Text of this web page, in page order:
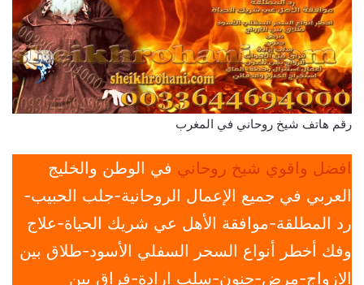
رقم هاتف شيخ روحاني في المغرب
افضل واقوي شيخ روحاني في الوطن والخليج
العربي في جميع الإعمال الروحانية-جلب الحبيب-
رد المطلقة-موافقة الأهل عي شريك الحياة-علاج
وفك أخطر أنواع السحر السفلي الأسود-طلاق بين
الازواج-مرض-جنون-سلب ارادة-فراق بين